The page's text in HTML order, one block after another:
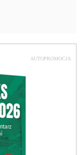
AUTOPROMOCJA